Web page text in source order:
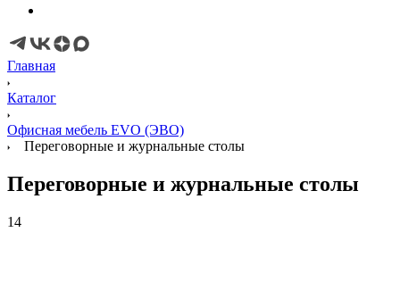
Главная
Каталог
Офисная мебель EVO (ЭВО)
Переговорные и журнальные столы
Переговорные и журнальные столы
14